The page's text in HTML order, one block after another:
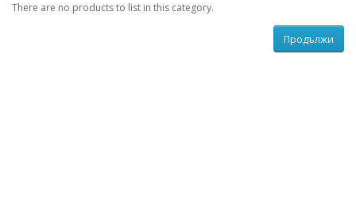
There are no products to list in this category.
Продължи